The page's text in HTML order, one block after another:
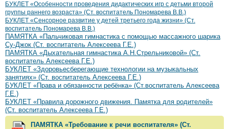
БУКЛЕТ «Особенности проведения дидактических игр с детьми второй
группы раннего возраста» (Ст. воспитатель Пономарева В.В.)
БУКЛЕТ «Сенсорное развитие у детей третьего года жизни» (Ст.
воспитатель Пономарева В.В.)
ПАМЯТКА «Пальчиковая гимнастика с помощью массажного шарика
Су-Джок (Ст. воспитатель Алексеева Г.Е.)
ПАМЯТКА «Дыхательная гимнастика А.Н.Стрельниковой» (Ст.
воспитатель Алексеева Г.Е.)
БУКЛЕТ «Здоровьесберегающие технологии на музыкальных
занятиях» (Ст. воспитатель Алексеева Г.Е.)
БУКЛЕТ «Права и обязанности ребёнка» (Ст.воспитатель Алексеева
Г.Е.)
БУКЛЕТ «Правила дорожного движения. Памятка для родителей»
(Ст. воспитатель Алексеева Г.Е.)
ПАМЯТКА «Требование к речи воспитателя» (Ст.